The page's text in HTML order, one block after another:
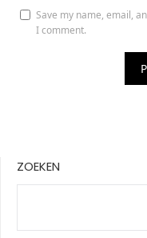
Save my name, email,
I comment.
ZOEKEN